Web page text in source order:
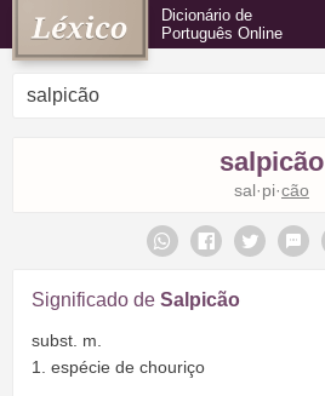
Dicionário de
Português Online
salpicão
sal·pi·cão
Significado de Salpicão
subst. m.
1. espécie de chouriço